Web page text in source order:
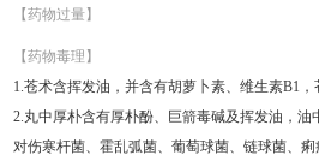
【药物过量】
【药物毒理】
1.苍术含挥发油，并含有胡萝卜素、维生素B1，
2.丸中厚朴含有厚朴酚、巨箭毒碱及挥发油，油
对伤寒杆菌、霍乱弧菌、葡萄球菌、链球菌、